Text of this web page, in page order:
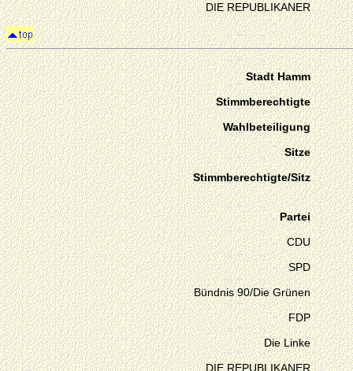
DIE REPUBLIKANER
Stadt Hamm
Stimmberechtigte
Wahlbeteiligung
Sitze
Stimmberechtigte/Sitz
Partei
CDU
SPD
Bündnis 90/Die Grünen
FDP
Die Linke
DIE REPUBLIKANER